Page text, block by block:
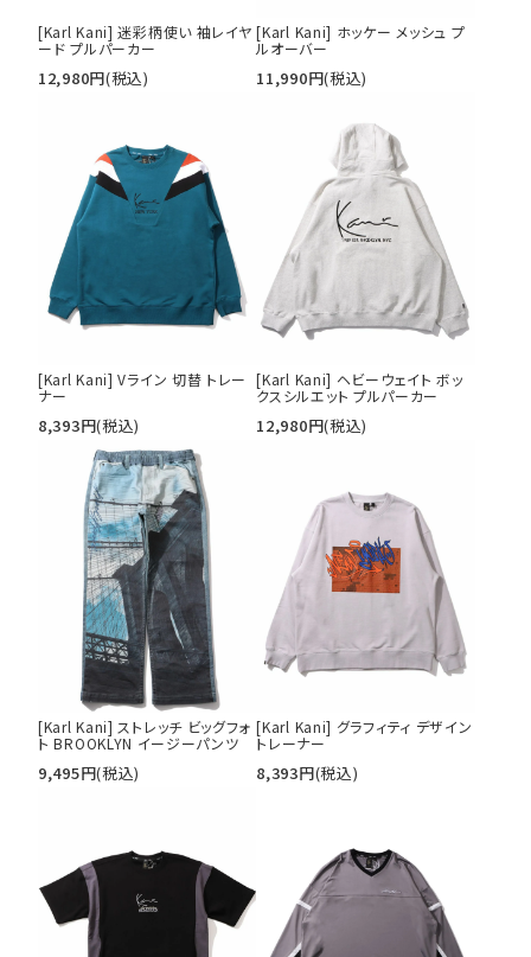
[Karl Kani] 迷彩柄使い 袖レイヤ
ード プルパーカー
12,980円(税込)
[Karl Kani] ホッケー メッシュ プ
ルオーバー
11,990円(税込)
[Karl Kani] Vライン 切替 トレー
ナー
8,393円(税込)
[Karl Kani] ヘビーウェイト ボッ
クスシルエット プルパーカー
12,980円(税込)
[Karl Kani] ストレッチ ビッグフォ
ト BROOKLYN イージーパンツ
9,495円(税込)
[Karl Kani] グラフィティ デザイン
トレーナー
8,393円(税込)